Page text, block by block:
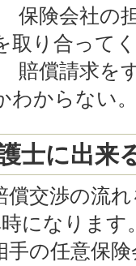
保険会社の
取り合って
賠償請求を
わからない
士に出来
交渉の流れ
時になりま
の任意保険